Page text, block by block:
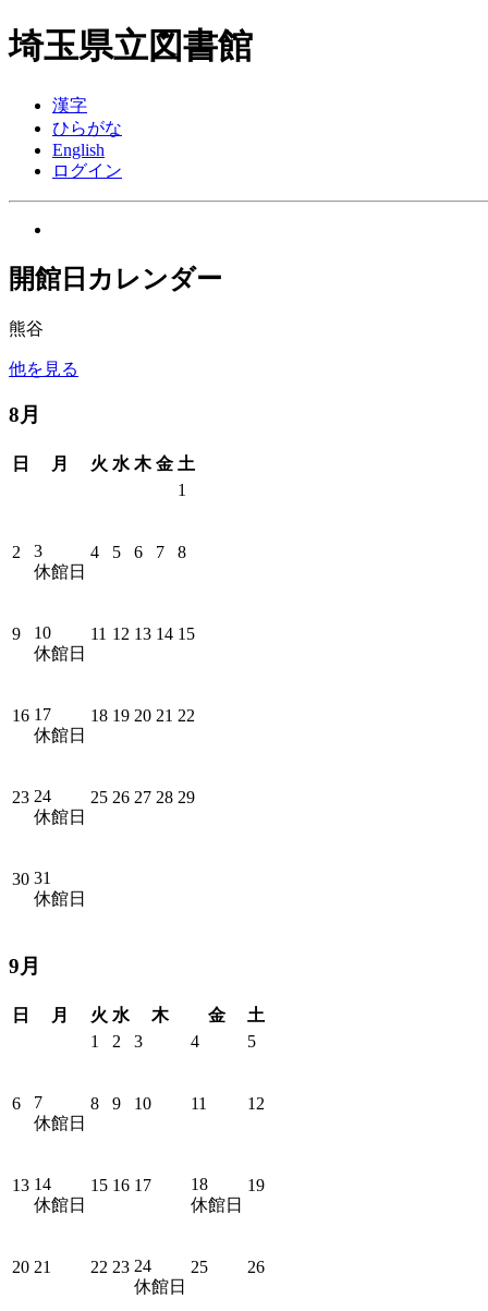
埼玉県立図書館
漢字
ひらがな
English
ログイン
開館日カレンダー
熊谷
他を見る
8月
日 月 火 水 木 金 土
1
2
3
休館日
4 5 6 7 8
9
10
休館日
11 12 13 14 15
16 17
休館日
18 19 20 21 22
23 24
休館日
25 26 27 28 29
30 31
休館日
9月
日 月 火 水 木 金
土
1
2 3 4 5
6
7
休館日
8 9 10 11 12
13 14
休館日
15 16 17
18
休館日
19
20 21 22 23 24
休館日
25 26